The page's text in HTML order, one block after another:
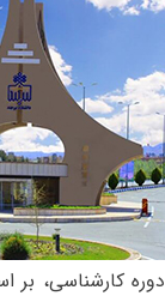
کارشناسی،